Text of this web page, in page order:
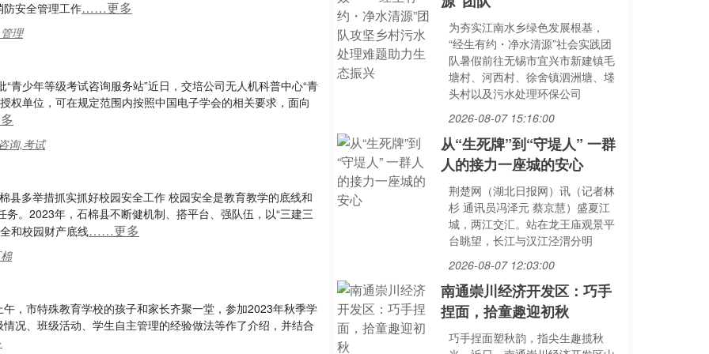
防安全管理工作……更多
理
青少年等级考试咨询服务站”近日，交培公司无人机科普中心“青
权单位，可在规定范围内按照中国电子学会的相关要求，面向
询,考试
多举措抓实抓好校园安全工作 校园安全是教育教学的底线和
。2023年，石棉县不断健机制、搭平台、强队伍，以“三建三
和校园财产底线……更多
，市特殊教育学校的孩子和家长齐聚一堂，参加2023年秋季学
况、班级活动、学生自主管理的经验做法等作了介绍，并结合
为夯实江南水乡绿色发展根基，
“经生有约・净水清源”社会实践团
队暑假前往无锡市宜兴市新建镇毛
塘村、河西村、徐舍镇泗洲塘、堘
头村以及污水处理环保公司
2026-08-07 15:16:00
从“生死牌”到“守堤人” 一群
人的接力一座城的安心
荆楚网（湖北日报网）讯（记者林
杉 通讯员冯泽元 蔡京慧）盛夏江
城，两江交汇。站在龙王庙观景平
台眺望，长江与汉江泾渭分明
2026-08-07 12:03:00
南通崇川经济开发区：巧手
捏面，拾童趣迎初秋
巧手捏面塑秋韵，指尖生趣揽秋